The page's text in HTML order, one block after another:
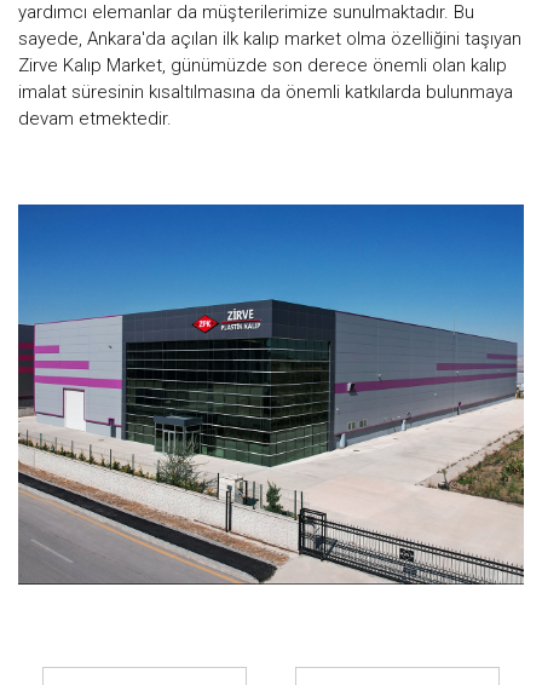
yardımcı elemanlar da müşterilerimize sunulmaktadır. Bu
sayede, Ankara'da açılan ilk kalıp market olma özelliğini taşıyan
Zirve Kalıp Market, günümüzde son derece önemli olan kalıp
imalat süresinin kısaltılmasına da önemli katkılarda bulunmaya
devam etmektedir.